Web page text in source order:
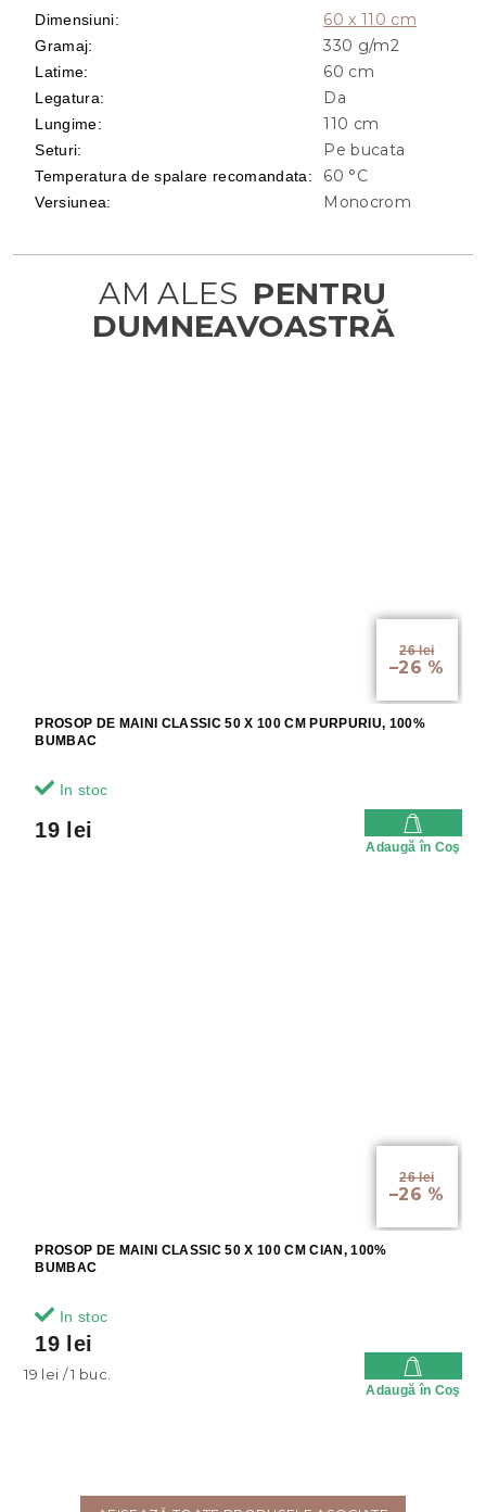
26 lei
–26 %
PROSOP DE MAINI CLASSIC 50 X 100 CM PURPURIU, 100%
BUMBAC
In stoc
19 lei
Adaugă în Coş
26 lei
–26 %
PROSOP DE MAINI CLASSIC 50 X 100 CM CIAN, 100%
BUMBAC
In stoc
19 lei
Evaluare
19 lei / 1 buc.
Adaugă în Coş
Dimensiuni: 60 x 110 cm
Gramaj: 330 g/m2
Latime: 60 cm
Legatura: Da
Lungime: 110 cm
Seturi: Pe bucata
Temperatura de spalare recomandata: 60 °C
Versiunea: Monocrom